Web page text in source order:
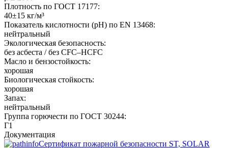
Плотность по ГОСТ 17177:
40±15 кг/м³
Показатель кислотности (pH) по EN 13468:
нейтральный
Экологическая безопасность:
без асбеста / без CFC–HCFC
Масло и бензостойкость:
хорошая
Биологическая стойкость:
хорошая
Запах:
нейтральный
Группа горючести по ГОСТ 30244:
Г1
Документация
Сертификат пожарной безопасности ST, SOLAR